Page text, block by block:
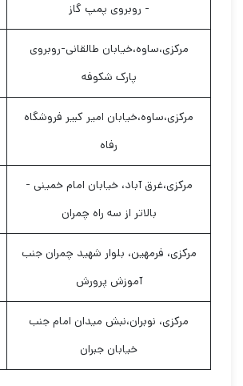
- روبروی پمپ گاز
مرکزی،ساوه،خیابان طالقانی-روبروی
پارک شکوفه
مرکزی،ساوه،خیابان امیر کبیر فروشگاه
رفاه
مرکزی،غرق آباد، خیابان امام خمینی -
بالاتر از سه راه چمران
مرکزی، فرمهین، بلوار شهید چمران جنب
آموزش پرورش
مرکزی، نوبران،نبش میدان امام جنب
خیابان جبران